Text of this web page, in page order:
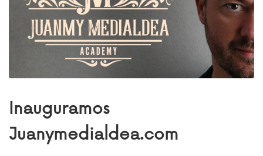
Inauguramos
Juanymedialdea.com